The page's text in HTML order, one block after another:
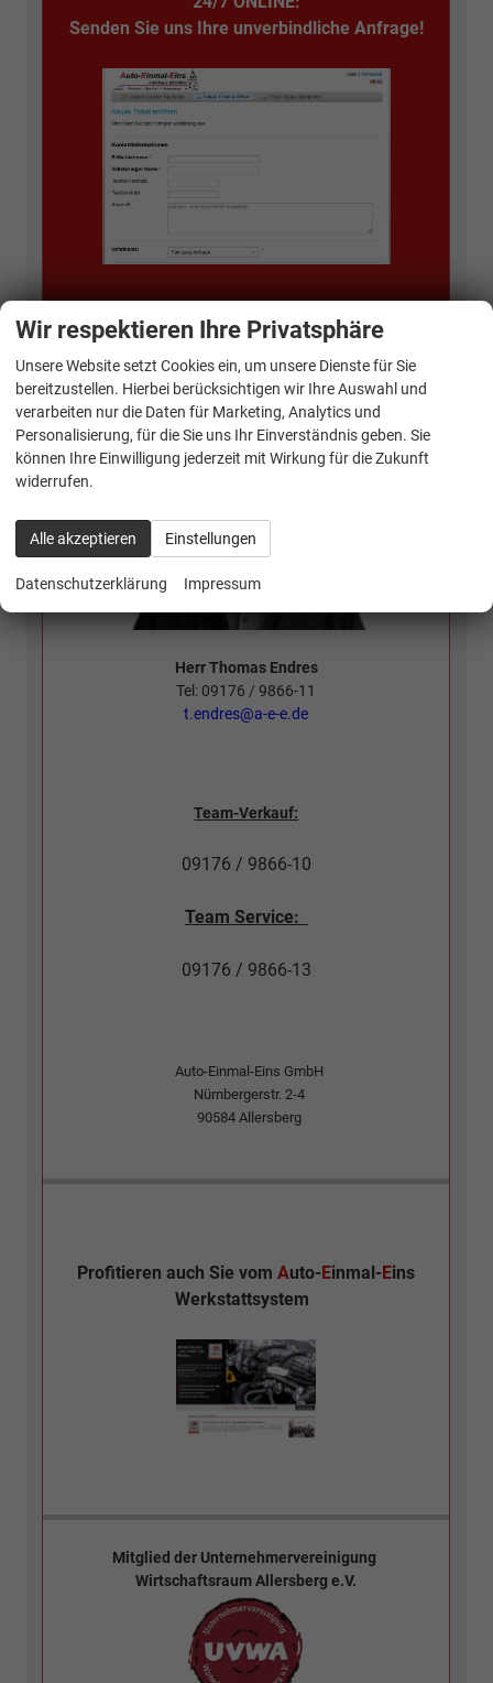
Senden Sie uns Ihre unverbindliche Anfrage!
Kontakt Verkauf:
Herr Thomas Endres
Tel: 09176 / 9866-11
t.endres@a-e-e.de
Team-Verkauf:
09176 / 9866-10
Team Service:
09176 / 9866-13
Auto-Einmal-Eins GmbH
Nürnbergerstr. 2-4
90584 Allersberg
Profitieren auch Sie vomAuto-Einmal-Eins
Werkstattsystem
Mitglied der Unternehmervereinigung
Wirtschaftsraum Allersberg e.V.
Wir respektieren Ihre Privatsphäre
Unsere Website setzt Cookies ein, um unsere Dienste für Sie
bereitzustellen. Hierbei berücksichtigen wir Ihre Auswahl und
verarbeiten nur die Daten für Marketing, Analytics und
Personalisierung, für die Sie uns Ihr Einverständnis geben. Sie
können Ihre Einwilligung jederzeit mit Wirkung für die Zukunft
widerrufen.
Alle akzeptieren Einstellungen
Datenschutzerklärung Impressum